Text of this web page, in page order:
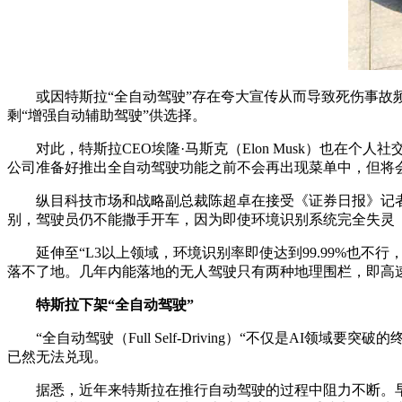
或因特斯拉“全自动驾驶”存在夸大宣传从而导致死伤事
剩“增强自动辅助驾驶”供选择。
对此，特斯拉CEO埃隆·马斯克（Elon Musk）也在个人
公司准备好推出全自动驾驶功能之前不会再出现菜单中，但将
纵目科技市场和战略副总裁陈超卓在接受《证券日报》
别，驾驶员仍不能撒手开车，因为即使环境识别系统完全失
延伸至“L3以上领域，环境识别率即使达到99.99%也不
落不了地。几年内能落地的无人驾驶只有两种地理围栏，即高
特斯拉下架“全自动驾驶”
“全自动驾驶（Full Self-Driving）“不仅是AI领域要突破
已然无法兑现。
据悉，近年来特斯拉在推行自动驾驶的过程中阻力不断